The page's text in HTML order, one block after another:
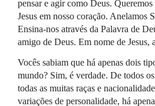
pensar e agir como Deus.
Jesus em nosso coração. Anelamos
Ensina-nos através da Palavra de
amigo de Deus. Em nome de Jesus,
Vocês sabiam que há apenas dois
mundo? Sim, é verdade. De todos
todas as muitas raças e
variações de personalidade, há